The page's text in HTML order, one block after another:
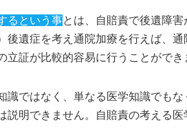
るという事とは、自賠責で後遺障
後遺症を考え通院加療を行えば、
立証が比較的容易に行うことができ
識ではなく、単なる医学知識でもな
説明できません。自賠責の考える